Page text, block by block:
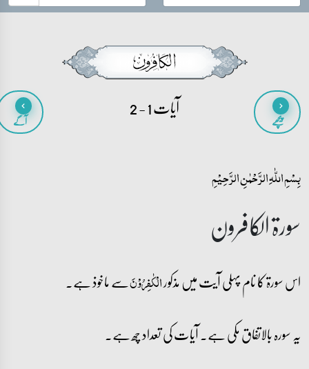
پیچھے آیات 1 - 2 آگے
بِسۡمِ اللّٰہِ الرَّحۡمٰنِ الرَّحِیۡمِ
سورۃ الکافرون
اس سورۃ کا نام پہلی آیت میں مذکورالۡکٰفِرُوۡنَسے ماخوذ ہے۔
یہ سورہ بالاتفاق مکی ہے۔ آیات کی تعداد چھ ہے۔